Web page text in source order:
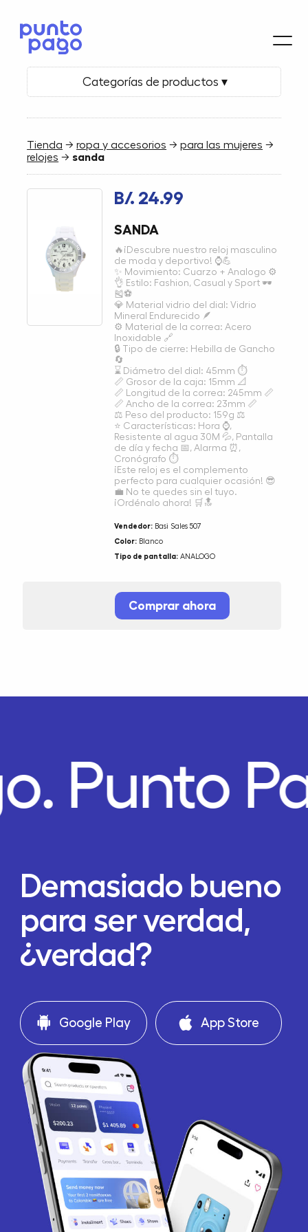
Categorías de productos ▾
Tienda →ropa y accesorios →para las mujeres →
relojes → sanda
B/. 24.99
SANDA
🔥¡Descubre nuestro reloj masculino
de moda y deportivo! ⌚💪
✨ Movimiento: Cuarzo + Analogo ⚙
👌 Estilo: Fashion, Casual y Sport 🕶
🎽⚽
💎 Material vidrio del dial: Vidrio
Mineral Endurecido 🪶
⚙ Material de la correa: Acero
Inoxidable 🔗
🔒 Tipo de cierre: Hebilla de Gancho
🔄
⌛ Diámetro del dial: 45mm ⏱
📏 Grosor de la caja: 15mm 📐
📏 Longitud de la correa: 245mm 📏
📏 Ancho de la correa: 23mm 📏
⚖ Peso del producto: 159g ⚖
⭐ Características: Hora ⌚,
Resistente al agua 30M 💦, Pantalla
de día y fecha 📅, Alarma ⏰,
Cronógrafo ⏱
¡Este reloj es el complemento
perfecto para cualquier ocasión! 😎
💼 No te quedes sin el tuyo.
¡Ordénalo ahora! 🛒🔝
Vendedor: Basi Sales 507
Color: Blanco
Tipo de pantalla: ANALOGO
Comprar ahora
Punto
Demasiado bueno
para ser verdad,
¿verdad?
Google Play App Store